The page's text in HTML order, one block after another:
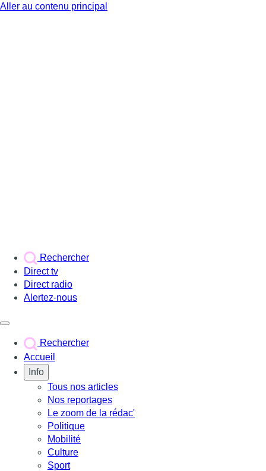
Aller au contenu principal
Rechercher
Direct tv
Direct radio
Alertez-nous
Rechercher
Accueil
Info
Tous nos articles
Nos reportages
Le zoom de la rédac'
Politique
Mobilité
Culture
Sport